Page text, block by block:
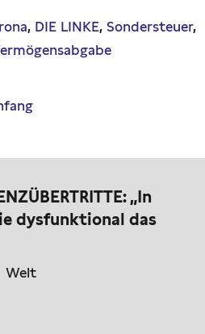
DIE LINKE Sondersteuer
„In
dysfunktional das
Welt